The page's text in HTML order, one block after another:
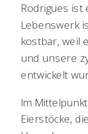
Rodrigues ist
Lebenswerk
kostbar, weil
und unsere
entwickelt
Im
Eierstöcke,